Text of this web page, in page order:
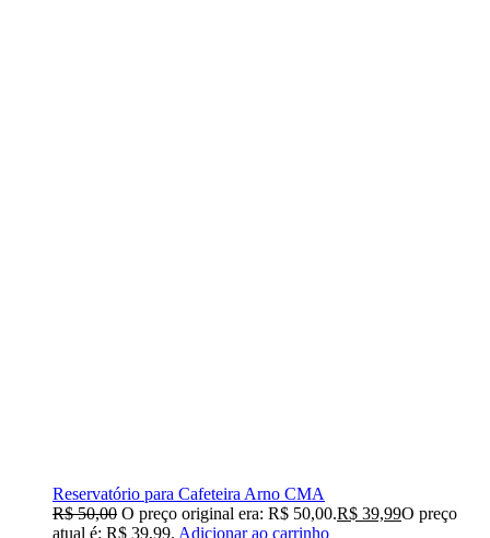
Reservatório para Cafeteira Arno CMA
R$50,00 O preço original era: R$ 50,00.R$ 39,99O preço
atual é: R$ 39,99. Adicionar ao carrinho